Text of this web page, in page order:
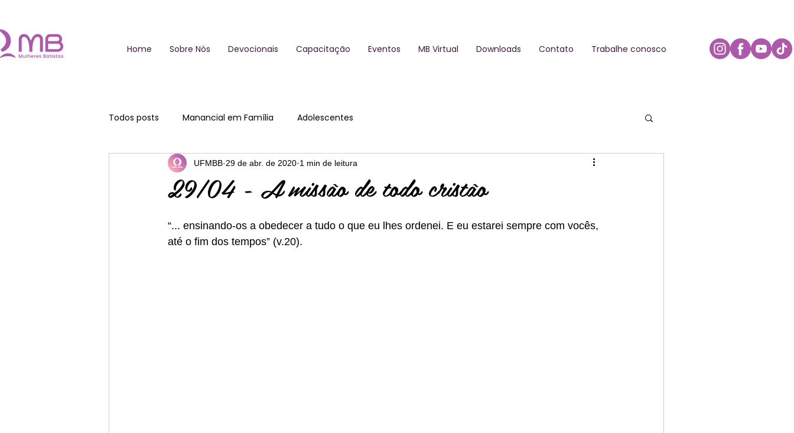
Home Sobre Nós Devocionais Capacitação Eventos MB Virtual Downloads Contato Trabalhe conosco
Todos posts Manancial em Família Adolescentes
29/04 - A missão de todo cristão
UFMBB 29 de abr. de 2020 1 min de leitura
“... ensinando-os a obedecer a tudo o que eu lhes ordenei. E eu estarei sempre com vocês,
até o fim dos tempos” (v.20).